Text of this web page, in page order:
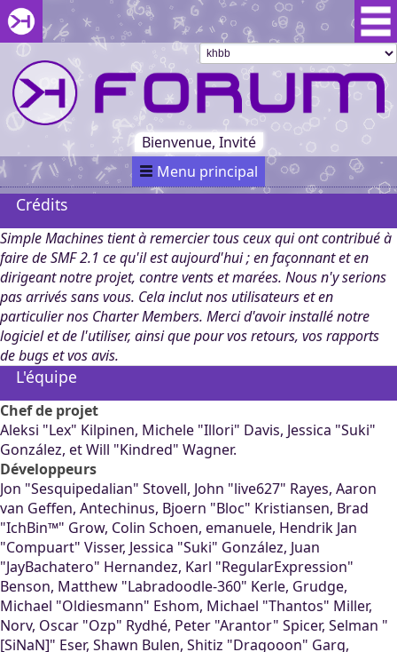
Aller au menu du forum
Aller au contenu du forum
Aller à la recherche dans le forum
Passer le
menu
Khaganat
Retour
au début
du menu
Khaganat
Bienvenue, Invité
Menu principal
Crédits
Simple Machines tient à remercier tous ceux qui ont contribué à
faire de SMF 2.1 ce qu'il est aujourd'hui ; en façonnant et en
dirigeant notre projet, contre vents et marées. Nous n'y serions
pas arrivés sans vous. Cela inclut nos utilisateurs et en
particulier nos Charter Members. Merci d'avoir installé notre
logiciel et de l'utiliser, ainsi que pour vos retours, vos rapports
de bugs et vos avis.
L'équipe
Chef de projet
Aleksi "Lex" Kilpinen, Michele "Illori" Davis, Jessica "Suki"
González, et Will "Kindred" Wagner.
Développeurs
Jon "Sesquipedalian" Stovell, John "live627" Rayes, Aaron
van Geffen, Antechinus, Bjoern "Bloc" Kristiansen, Brad
"IchBin™" Grow, Colin Schoen, emanuele, Hendrik Jan
"Compuart" Visser, Jessica "Suki" González, Juan
"JayBachatero" Hernandez, Karl "RegularExpression"
Benson, Matthew "Labradoodle-360" Kerle, Grudge,
Michael "Oldiesmann" Eshom, Michael "Thantos" Miller,
Norv, Oscar "Ozp" Rydhé, Peter "Arantor" Spicer, Selman "
[SiNaN]" Eser, Shawn Bulen, Shitiz "Dragooon" Garg,